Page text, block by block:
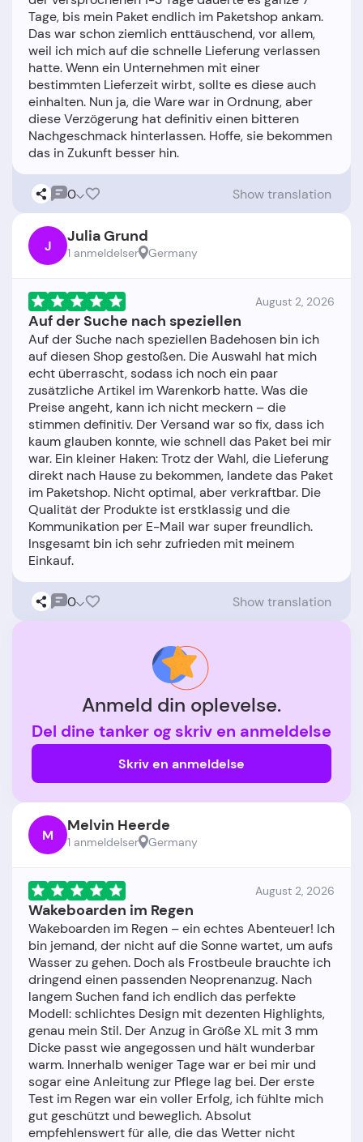
Tage, bis mein Paket endlich im Paketshop ankam.
Das war schon ziemlich enttäuschend, vor allem,
weil ich mich auf die schnelle Lieferung verlassen
hatte. Wenn ein Unternehmen mit einer
bestimmten Lieferzeit wirbt, sollte es diese auch
einhalten. Nun ja, die Ware war in Ordnung, aber
diese Verzögerung hat definitiv einen bitteren
Nachgeschmack hinterlassen. Hoffe, sie bekommen
0 Show translation
J Julia Grund
1 anmeldelser Germany
August 2, 2026
Auf der Suche nach speziellen
Auf der Suche nach speziellen Badehosen bin ich
auf diesen Shop gestoßen. Die Auswahl hat mich
echt überrascht, sodass ich noch ein paar
zusätzliche Artikel im Warenkorb hatte. Was die
Preise angeht, kann ich nicht meckern – die
stimmen definitiv. Der Versand war so fix, dass ich
kaum glauben konnte, wie schnell das Paket bei mir
war. Ein kleiner Haken: Trotz der Wahl, die Lieferung
direkt nach Hause zu bekommen, landete das Paket
im Paketshop. Nicht optimal, aber verkraftbar. Die
Qualität der Produkte ist erstklassig und die
Kommunikation per E-Mail war super freundlich.
Insgesamt bin ich sehr zufrieden mit meinem
0 Show translation
Anmeld din oplevelse.
Del dine tanker og skriv en anmeldelse
Skriv en anmeldelse
M Melvin Heerde
1 anmeldelser Germany
August 2, 2026
Wakeboarden im Regen
Wakeboarden im Regen – ein echtes Abenteuer! Ich
bin jemand, der nicht auf die Sonne wartet, um aufs
Wasser zu gehen. Doch als Frostbeule brauchte ich
dringend einen passenden Neoprenanzug. Nach
langem Suchen fand ich endlich das perfekte
Modell: schlichtes Design mit dezenten Highlights,
genau mein Stil. Der Anzug in Größe XL mit 3 mm
Dicke passt wie angegossen und hält wunderbar
warm. Innerhalb weniger Tage war er bei mir und
sogar eine Anleitung zur Pflege lag bei. Der erste
Test im Regen war ein voller Erfolg, ich fühlte mich
gut geschützt und beweglich. Absolut
empfehlenswert für alle, die das Wetter nicht